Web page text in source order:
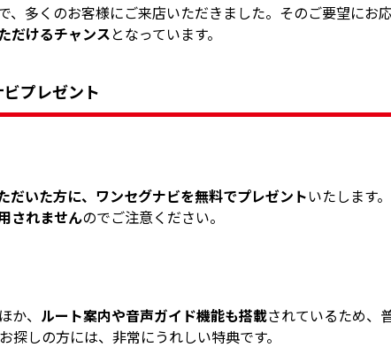
、多くのお客様にご来店いただきました。そのご要望にお
だけるチャンスとなっています。
プレゼント
だいた方に、ワンセグナビを無料でプレゼントいたします
されませんのでご注意ください。
、 ルート案内や音声ガイド機能も搭載されているため、
しの方には、非常にうれしい特典です。